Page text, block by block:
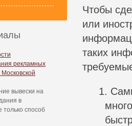
рекламных
Московской
вывески на
в
только способ
Чтобы
или
таких